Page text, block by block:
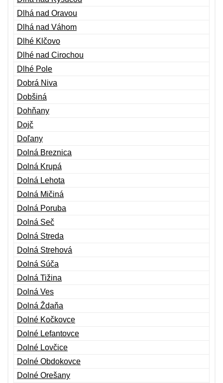
Dlhá nad Oravou
Dlhá nad Váhom
Dlhé Klčovo
Dlhé nad Cirochou
Dlhé Pole
Dobrá Niva
Dobšiná
Dohňany
Dojč
Doľany
Dolná Breznica
Dolná Krupá
Dolná Lehota
Dolná Mičiná
Dolná Poruba
Dolná Seč
Dolná Streda
Dolná Strehová
Dolná Súča
Dolná Tižina
Dolná Ves
Dolná Ždaňa
Dolné Kočkovce
Dolné Lefantovce
Dolné Lovčice
Dolné Obdokovce
Dolné Orešany